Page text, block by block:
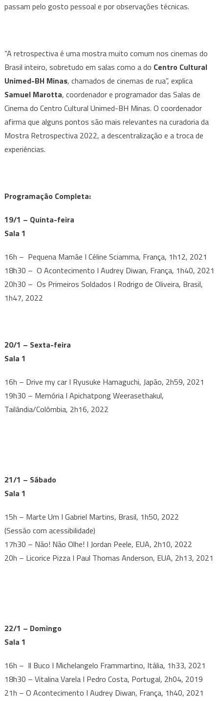
passam pelo gosto pessoal e por observações técnicas.
“A retrospectiva é uma mostra muito comum nos cinemas do
Brasil inteiro, sobretudo em salas como a do Centro Cultural
Unimed-BH Minas, chamados de cinemas de rua”, explica
Samuel Marotta, coordenador e programador das Salas de
Cinema do Centro Cultural Unimed-BH Minas. O coordenador
afirma que alguns pontos são mais relevantes na curadoria da
Mostra Retrospectiva 2022, a descentralização e a troca de
experiências.
Programação Completa:
19/1 – Quinta-feira
Sala 1
16h – Pequena Mamãe I Céline Sciamma, França, 1h12, 2021
18h30 – O Acontecimento I Audrey Diwan, França, 1h40, 2021
20h30 – Os Primeiros Soldados I Rodrigo de Oliveira, Brasil,
1h47, 2022
20/1 – Sexta-feira
Sala 1
16h – Drive my car I Ryusuke Hamaguchi, Japão, 2h59, 2021
19h30 – Memória I Apichatpong Weerasethakul,
Tailândia/Colômbia, 2h16, 2022
21/1 – Sábado
Sala 1
15h – Marte Um I Gabriel Martins, Brasil, 1h50, 2022
(Sessão com acessibilidade)
17h30 – Não! Não Olhe! I Jordan Peele, EUA, 2h10, 2022
20h – Licorice Pizza I Paul Thomas Anderson, EUA, 2h13, 2021
22/1 – Domingo
Sala 1
16h – Il Buco I Michelangelo Frammartino, Itália, 1h33, 2021
18h30 – Vitalina Varela I Pedro Costa, Portugal, 2h04, 2019
21h – O Acontecimento I Audrey Diwan, França, 1h40, 2021